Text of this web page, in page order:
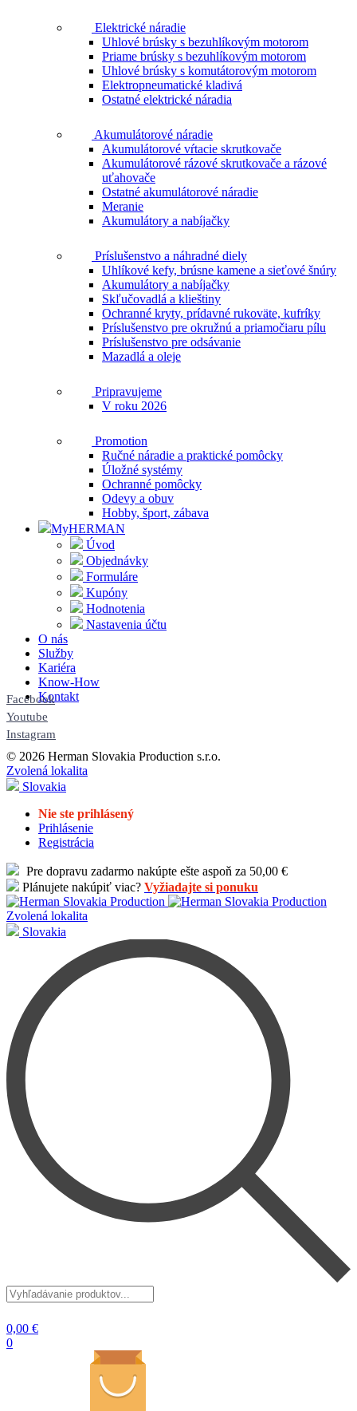
Elektrické náradie
Uhlové brúsky s bezuhlíkovým motorom
Priame brúsky s bezuhlíkovým motorom
Uhlové brúsky s komutátorovým motorom
Elektropneumatické kladivá
Ostatné elektrické náradia
Akumulátorové náradie
Akumulátorové vŕtacie skrutkovače
Akumulátorové rázové skrutkovače a rázové
uťahovače
Ostatné akumulátorové náradie
Meranie
Akumulátory a nabíjačky
Príslušenstvo a náhradné diely
Uhlíkové kefy, brúsne kamene a sieťové šnúry
Akumulátory a nabíjačky
Skľučovadlá a klieštiny
Ochranné kryty, prídavné rukoväte, kufríky
Príslušenstvo pre okružnú a priamočiaru pílu
Príslušenstvo pre odsávanie
Mazadlá a oleje
Pripravujeme
V roku 2026
Promotion
Ručné náradie a praktické pomôcky
Úložné systémy
Ochranné pomôcky
Odevy a obuv
Hobby, šport, zábava
MyHERMAN
Úvod
Objednávky
Formuláre
Kupóny
Hodnotenia
Nastavenia účtu
O nás
Služby
Kariéra
Know-How
Kontakt
Facebook
Youtube
Instagram
© 2026 Herman Slovakia Production s.r.o.
Zvolená lokalita
Slovakia
Nie ste prihlásený
Prihlásenie
Registrácia
Pre dopravu zadarmo nakúpte ešte aspoň za 50,00 €
Plánujete nakúpiť viac? Vyžiadajte si ponuku
Zvolená lokalita
Slovakia
Vyhľadávanie
produktov...
0,00 €
0